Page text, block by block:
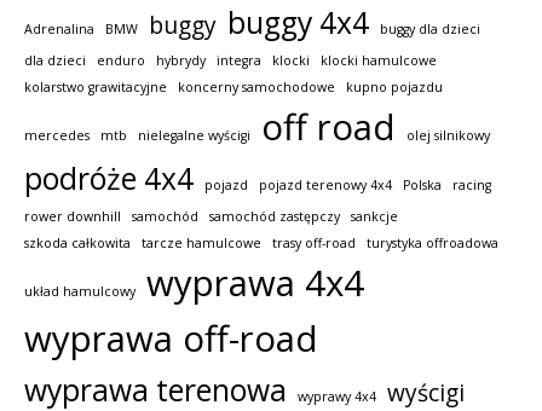
Adrenalina BMW buggy buggy 4x4
buggy dla dzieci
dla dzieci
enduro hybrydy integra klocki
klocki hamulcowe
kolarstwo grawitacyjne
koncerny samochodowe kupno pojazdu
mercedes mtb nielegalne wyścigi off road olej silnikowy
podróże 4x4 pojazd pojazd terenowy 4x4 Polska
racing
rower downhill
samochód samochód zastępczy
sankcje
szkoda całkowita
tarcze hamulcowe trasy off-road turystyka offroadowa
układ hamulcowy
wyprawa 4x4
wyprawa off-road
wyprawa terenowa wyprawy 4x4
wyścigi